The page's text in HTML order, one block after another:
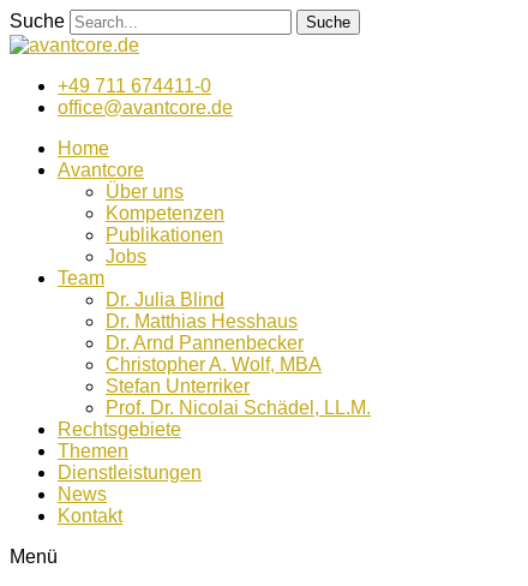
Zum
Inhalt
Suche Suche
+49 711 674411-0
office@avantcore.de
Home
Avantcore
Über uns
Kompetenzen
Publikationen
Jobs
Team
Dr. Julia Blind
Dr. Matthias Hesshaus
Dr. Arnd Pannenbecker
Christopher A. Wolf, MBA
Stefan Unterriker
Prof. Dr. Nicolai Schädel, LL.M.
Rechtsgebiete
Themen
Dienstleistungen
News
Kontakt
Menü